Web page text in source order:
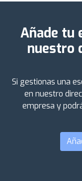
Añade tu
nuestro
Si gestionas una
en nuestro
empresa y